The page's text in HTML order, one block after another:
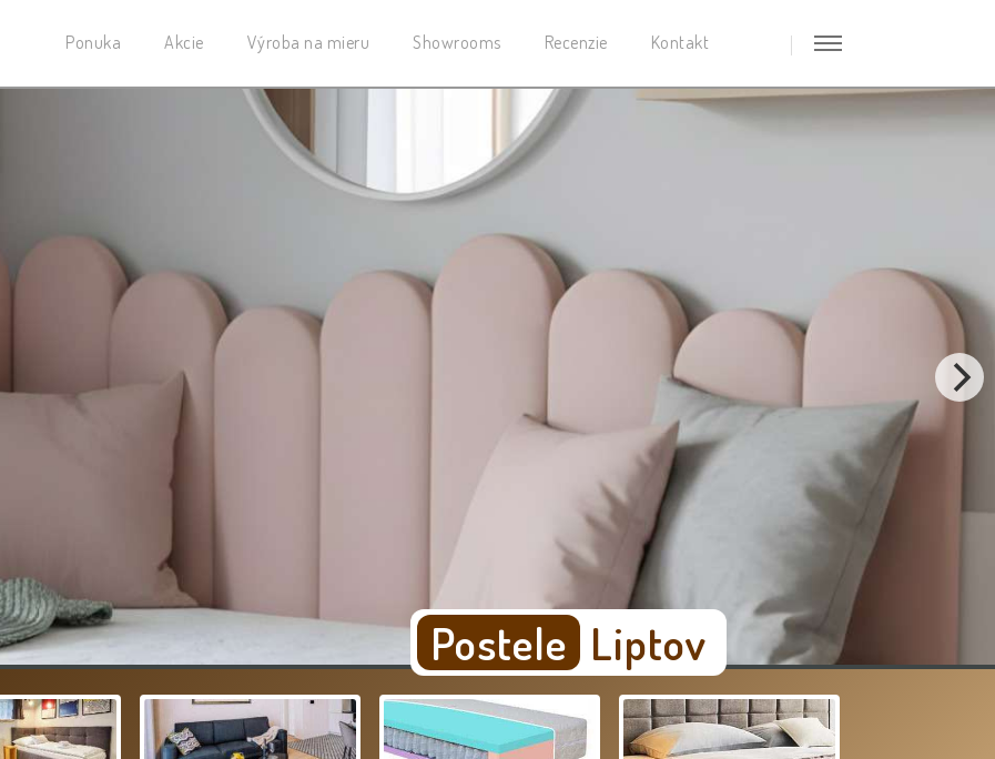
Ponuka Akcie Výroba na mieru Showrooms Recenzie Kontakt
Postele Liptov